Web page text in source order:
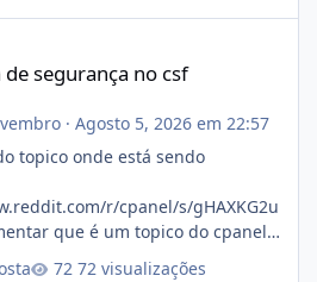
segurança no csf
· Agosto 5, 2026 em 22:57
topico onde está sendo
r/cpanel/s/gHAXKG2u
que é um topico do cpanel...
72 visualizações